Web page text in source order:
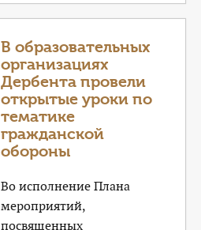
В образовательных
организациях
Дербента провели
открытые уроки по
тематике
гражданской
обороны
Во исполнение Плана
мероприятий,
посвященных